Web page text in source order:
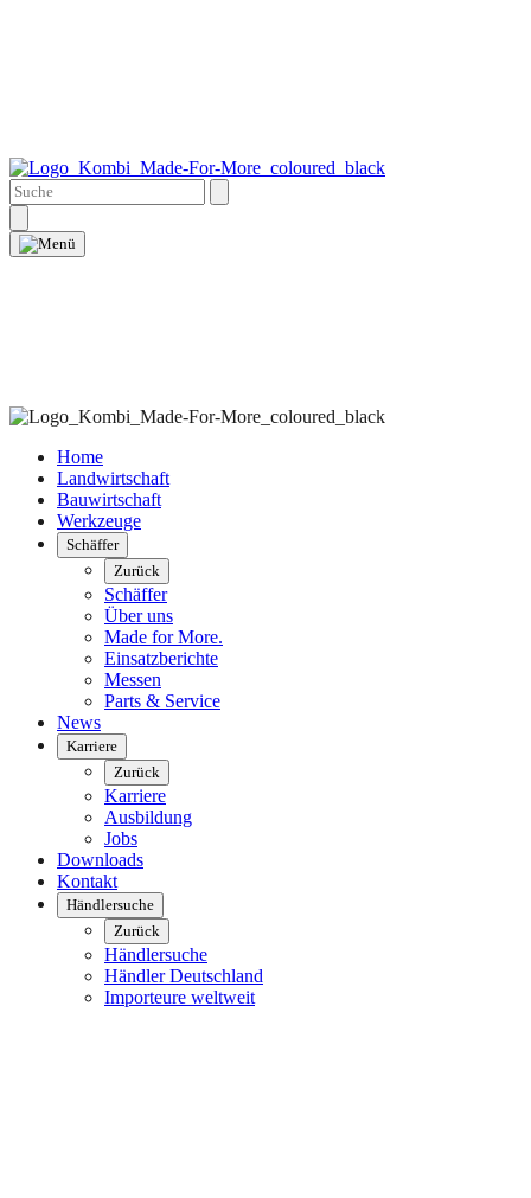
Home
Landwirtschaft
Bauwirtschaft
Werkzeuge
Schäffer
Zurück
Schäffer
Über uns
Made for More.
Einsatzberichte
Messen
Parts & Service
News
Karriere
Zurück
Karriere
Ausbildung
Jobs
Downloads
Kontakt
Händlersuche
Zurück
Händlersuche
Händler Deutschland
Importeure weltweit